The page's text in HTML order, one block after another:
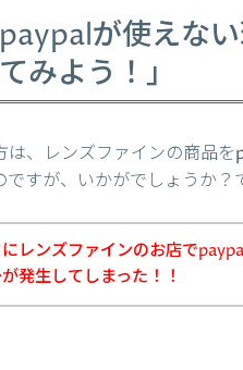
が使えな
みよう！」
は、レンズファインの商品
すが、いかがでしょうか？
レンズファインのお店で
発生してしまった！！